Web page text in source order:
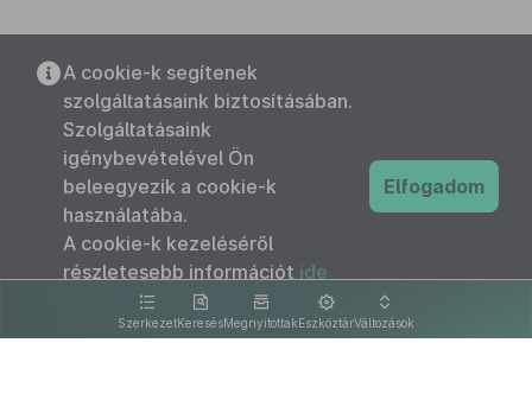
SzerkezetKeresésMegnyitottakEszköztárVáltozások
A cookie-k segítenek
szolgáltatásaink biztosításában.
Szolgáltatásaink
igénybevételével Ön
beleegyezik a cookie-k
használatába.
A cookie-k kezeléséről
részletesebb információt ide
kattintva olvashat.
Elfogadom